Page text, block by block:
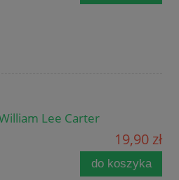
Lee Carter
19,90 zł
do koszyka